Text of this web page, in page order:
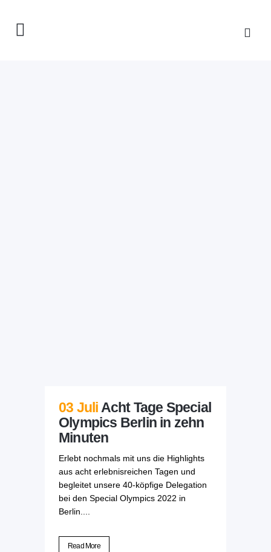
03 Juli Acht Tage Special
Olympics Berlin in zehn
Minuten
Erlebt nochmals mit uns die Highlights
aus acht erlebnisreichen Tagen und
begleitet unsere 40-köpfige Delegation
bei den Special Olympics 2022 in
Berlin....
Read More